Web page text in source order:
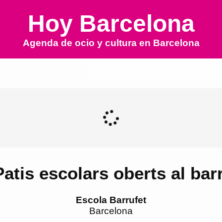
Hoy Barcelona
Agenda de ocio y cultura en Barcelona
escolars oberts al
Escola Barrufet
Barcelona